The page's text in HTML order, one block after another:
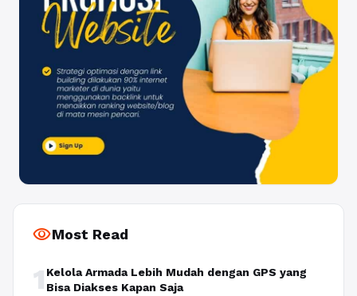
visibilityMost Read
1 Kelola Armada Lebih Mudah dengan GPS yang
Bisa Diakses Kapan Saja